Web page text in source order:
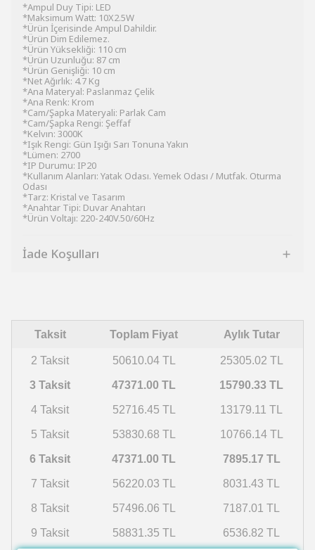
*Ampul Duy Tipi: LED
*Maksimum Watt: 10X2.5W
*Ürün İçerisinde Ampul Dahildir.
*Ürün Dim Edilemez.
*Ürün Yüksekliği: 110 cm
*Ürün Uzunluğu: 87 cm
*Ürün Genişliği: 10 cm
*Net Ağırlık: 4.7 Kg
*Ana Materyal: Paslanmaz Çelik
*Ana Renk: Krom
*Cam/Şapka Materyali: Parlak Cam
*Cam/Şapka Rengi: Şeffaf
*Kelvın: 3000K
*Işık Rengi: Gün Işığı Sarı Tonuna Yakın
*Lümen: 2700
*IP Durumu: IP20
*Kullanım Alanları: Yatak Odası. Yemek Odası / Mutfak. Oturma
Odası
*Tarz: Kristal ve Tasarım
*Anahtar Tipi: Duvar Anahtarı
*Ürün Voltajı: 220-240V.50/60Hz
İade Koşulları
Taksit Toplam Fiyat Aylık Tutar
2 Taksit 50610.04 TL 25305.02 TL
3 Taksit 47371.00 TL 15790.33 TL
4 Taksit 52716.45 TL 13179.11 TL
5 Taksit 53830.68 TL 10766.14 TL
6 Taksit 47371.00 TL 7895.17 TL
7 Taksit 56220.03 TL 8031.43 TL
8 Taksit 57496.06 TL 7187.01 TL
9 Taksit 58831.35 TL 6536.82 TL